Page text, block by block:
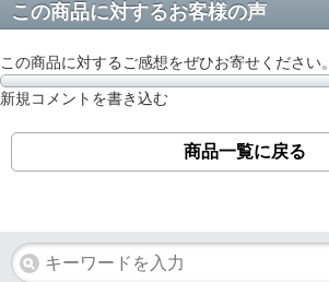
この商品に対するお客様の声
この商品に対するご感想をぜひお寄せください。
新規コメントを書き込む
商品一覧に戻る